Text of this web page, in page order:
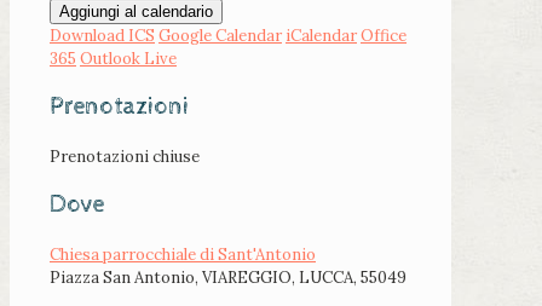
Aggiungi al calendario
Download ICS Google Calendar iCalendarOffice
365 Outlook Live
Prenotazioni
Prenotazioni chiuse
Dove
Chiesa parrocchiale di Sant'Antonio
Piazza San Antonio, VIAREGGIO, LUCCA, 55049